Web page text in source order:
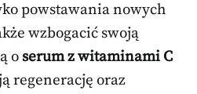
powstawania nowych
wzbogacić swoją
o serum z witaminami C
regenerację oraz